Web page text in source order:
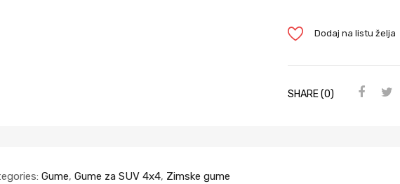
Dodaj na listu želja
SHARE (0)
Gume, Gume za SUV 4x4, Zimske gume